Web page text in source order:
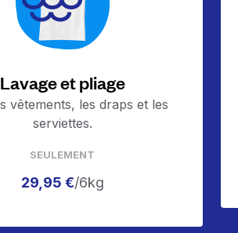
Lavage et pliage
vêtements, les draps et les
serviettes.
SEULEMENT
29,95 €/6kg